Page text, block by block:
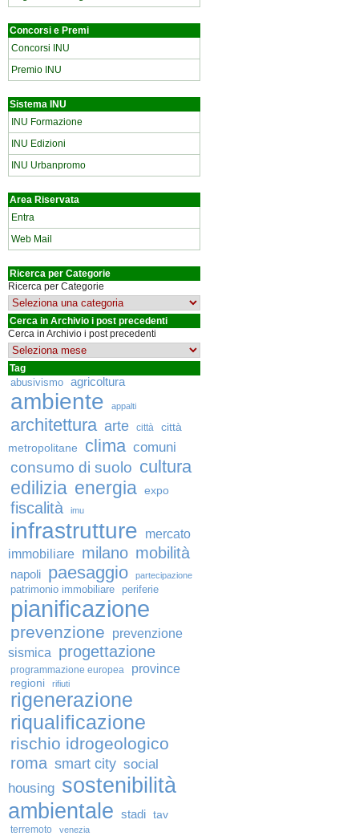
Concorsi e Premi
Concorsi INU
Premio INU
Sistema INU
INU Formazione
INU Edizioni
INU Urbanpromo
Area Riservata
Entra
Web Mail
Ricerca per Categorie
Ricerca per Categorie
Cerca in Archivio i post precedenti
Cerca in Archivio i post precedenti
Tag
abusivismo agricoltura
ambiente appalti
architettura arte città
città
metropolitane
clima comuni
consumo di suolo cultura
edilizia energia expo
fiscalità imu
infrastrutture
mercato
immobiliare milano mobilità
napoli paesaggio partecipazione
patrimonio immobiliare periferie
pianificazione
prevenzione
prevenzione
sismica
progettazione
programmazione europea province
regioni rifiuti
rigenerazione
riqualificazione
rischio idrogeologico
roma smart city social
housing sostenibilità
ambientale stadi tav
terremoto venezia